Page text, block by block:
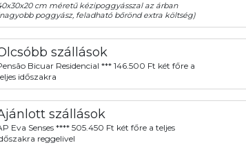
cm méretű kézipoggyásszal az árban
poggyász, feladható bőrönd extra költség)
szállások
Bicuar Residencial *** 146.500 Ft két főre a
időszakra
szállások
Eva Senses **** 505.450 Ft két főre a teljes
reggelivel